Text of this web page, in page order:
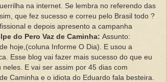
na internet. Se lembra no referendo das
que fez sucesso e correu pelo Brasil todo ?
e depois apresento a campanha
do Pero Vaz de Caminha: Assunto:
hoje,(coluna Informe O Dia). E usou a
Esse blog vai fazer mais sucesso do que eu
E vai ser assim por 45 dias com
Caminha e o idiota do Eduardo fala besteira.